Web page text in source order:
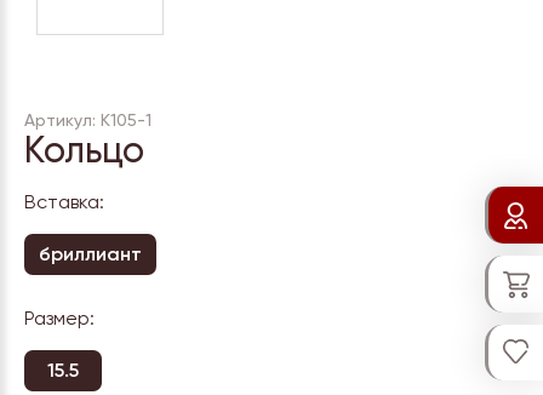
Артикул: К105-1
Кольцо
Вставка:
бриллиант
Размер:
15.5